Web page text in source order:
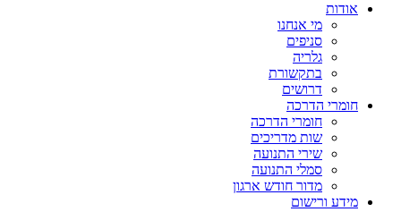
אודות
מי אנחנו
סניפים
גלריה
בתקשורת
דרושים
חומרי הדרכה
חומרי הדרכה
שות מדריכים
שירי התנועה
סמלי התנועה
מדור חודש ארגון
מידע ורישום